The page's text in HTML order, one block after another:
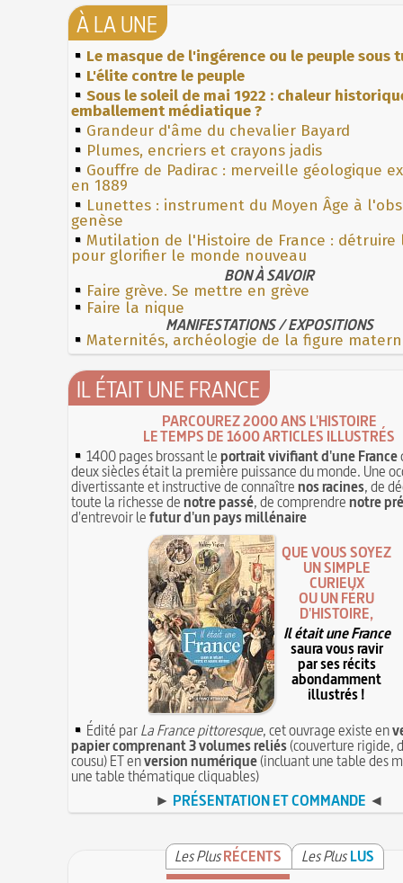
À LA UNE
Le masque de l'ingérence ou le peuple sous
L'élite contre le peuple
Sous le soleil de mai 1922 : chaleur
emballement médiatique ?
Grandeur d'âme du chevalier Bayard
Plumes, encriers et crayons jadis
Gouffre de Padirac : merveille géologique
en 1889
Lunettes : instrument du Moyen Âge à
genèse
Mutilation de l'Histoire de France : détruire
pour glorifier le monde nouveau
BON À SAVOIR
Faire grève. Se mettre en grève
Faire la nique
MANIFESTATIONS / EXPOSITIONS
Maternités, archéologie de la figure
IL ÉTAIT UNE FRANCE
PARCOUREZ 2000 ANS L'HISTOIRE
LE TEMPS DE 1600 ARTICLES ILLUSTRÉS
1400 pages brossant leportrait vivifiant d'une France
deux siècles était la première puissance du monde. Une
divertissante et instructive de connaîtrenos racines, de
toute la richesse denotre passé, de comprendrenotre
d'entrevoir lefutur d'un pays millénaire
QUE VOUS SOYEZ
UN SIMPLE
CURIEUX
OU UN FÉRU
D'HISTOIRE,
Il était une France
saura vous ravir
par ses récits
abondamment
illustrés !
Édité parLa France pittoresque, cet ouvrage existe en
papier comprenant 3 volumes reliés(couverture rigide,
cousu) ET enversion numérique(incluant une table des
une table thématique cliquables)
► PRÉSENTATION ET COMMANDE ◄
Les PlusRÉCENTS Les Plus LUS